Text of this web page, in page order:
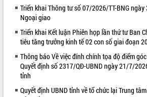
Hội nghị UBND tỉnh Đắk Lắk thường kỳ
tháng 7/2026
Lễ truy tặng danh hiệu “Bà Mẹ Việt
Nam Anh hùng” và trao Huân chương
UBND tỉnh Đắk Lắk triển khai nhiệm
vụ 6 tháng cuối năm 2026
Kỳ họp thứ Hai, Hội đồng nhân dân
ALBUM ẢNH
Triển khai Thông tư số 07/2026/TT-BNG
Ngoại giao
Triển khai Kết luận Phiên họp lần thứ tư Ban
tiêu tăng trưởng kinh tế 02 con số giai đoạn
Thông báo Về việc đính chính tọa độ điểm
Quyết định số 2317/QĐ-UBND ngày 21/7/
tỉnh
Quyết định UBND tỉnh về tổ chức lại Trung